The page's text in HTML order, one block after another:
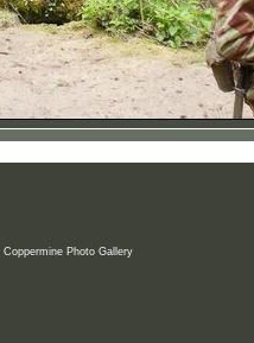
Coppermine Photo Gallery